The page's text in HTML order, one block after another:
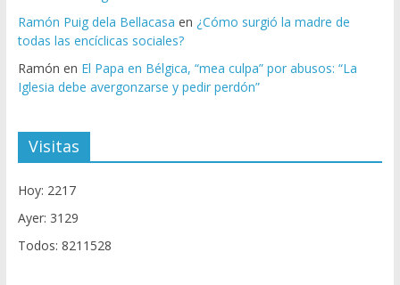
Ramón Puig dela Bellacasa en ¿Cómo surgió la madre de
todas las encíclicas sociales?
Ramón en El Papa en Bélgica, “mea culpa” por abusos: “La
Iglesia debe avergonzarse y pedir perdón”
Visitas
Hoy: 2217
Ayer: 3129
Todos: 8211528